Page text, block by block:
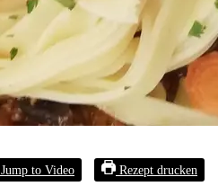
Jump to Video Rezept drucken